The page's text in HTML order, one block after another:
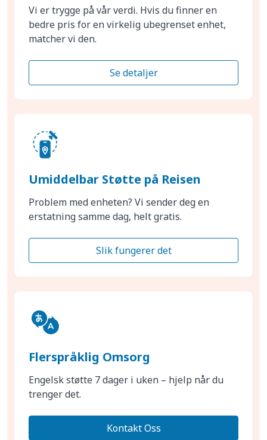
Vi er trygge på vår verdi. Hvis du finner en
bedre pris for en virkelig ubegrenset enhet,
matcher vi den.
Se detaljer
Umiddelbar Støtte på Reisen
Problem med enheten? Vi sender deg en
erstatning samme dag, helt gratis.
Slik fungerer det
Flerspråklig Omsorg
Engelsk støtte 7 dager i uken – hjelp når du
trenger det.
Kontakt Oss